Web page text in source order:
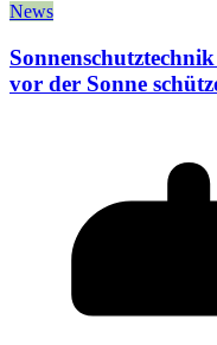
News
vor der Sonne